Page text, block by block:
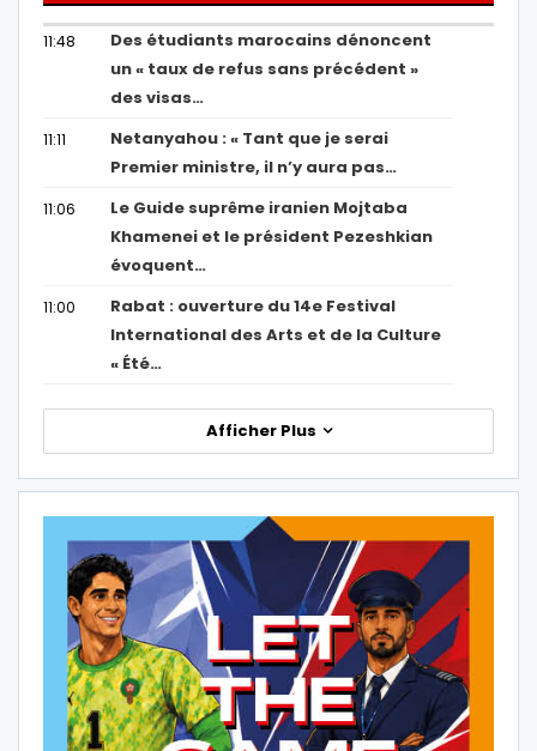
11:48
Des étudiants marocains dénoncent
un « taux de refus sans précédent »
des visas…
11:11
Netanyahou : « Tant que je serai
Premier ministre, il n’y aura pas…
11:06
Le Guide suprême iranien Mojtaba
Khamenei et le président Pezeshkian
évoquent…
11:00
Rabat : ouverture du 14e Festival
International des Arts et de la Culture
« Été…
Afficher Plus